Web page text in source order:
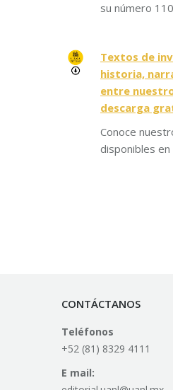
su número 110
Textos de
historia,
entre
descarga
Conoce
disponibles
CONTÁCTANOS
Teléfonos
+52 (81) 8329 4111
E mail: